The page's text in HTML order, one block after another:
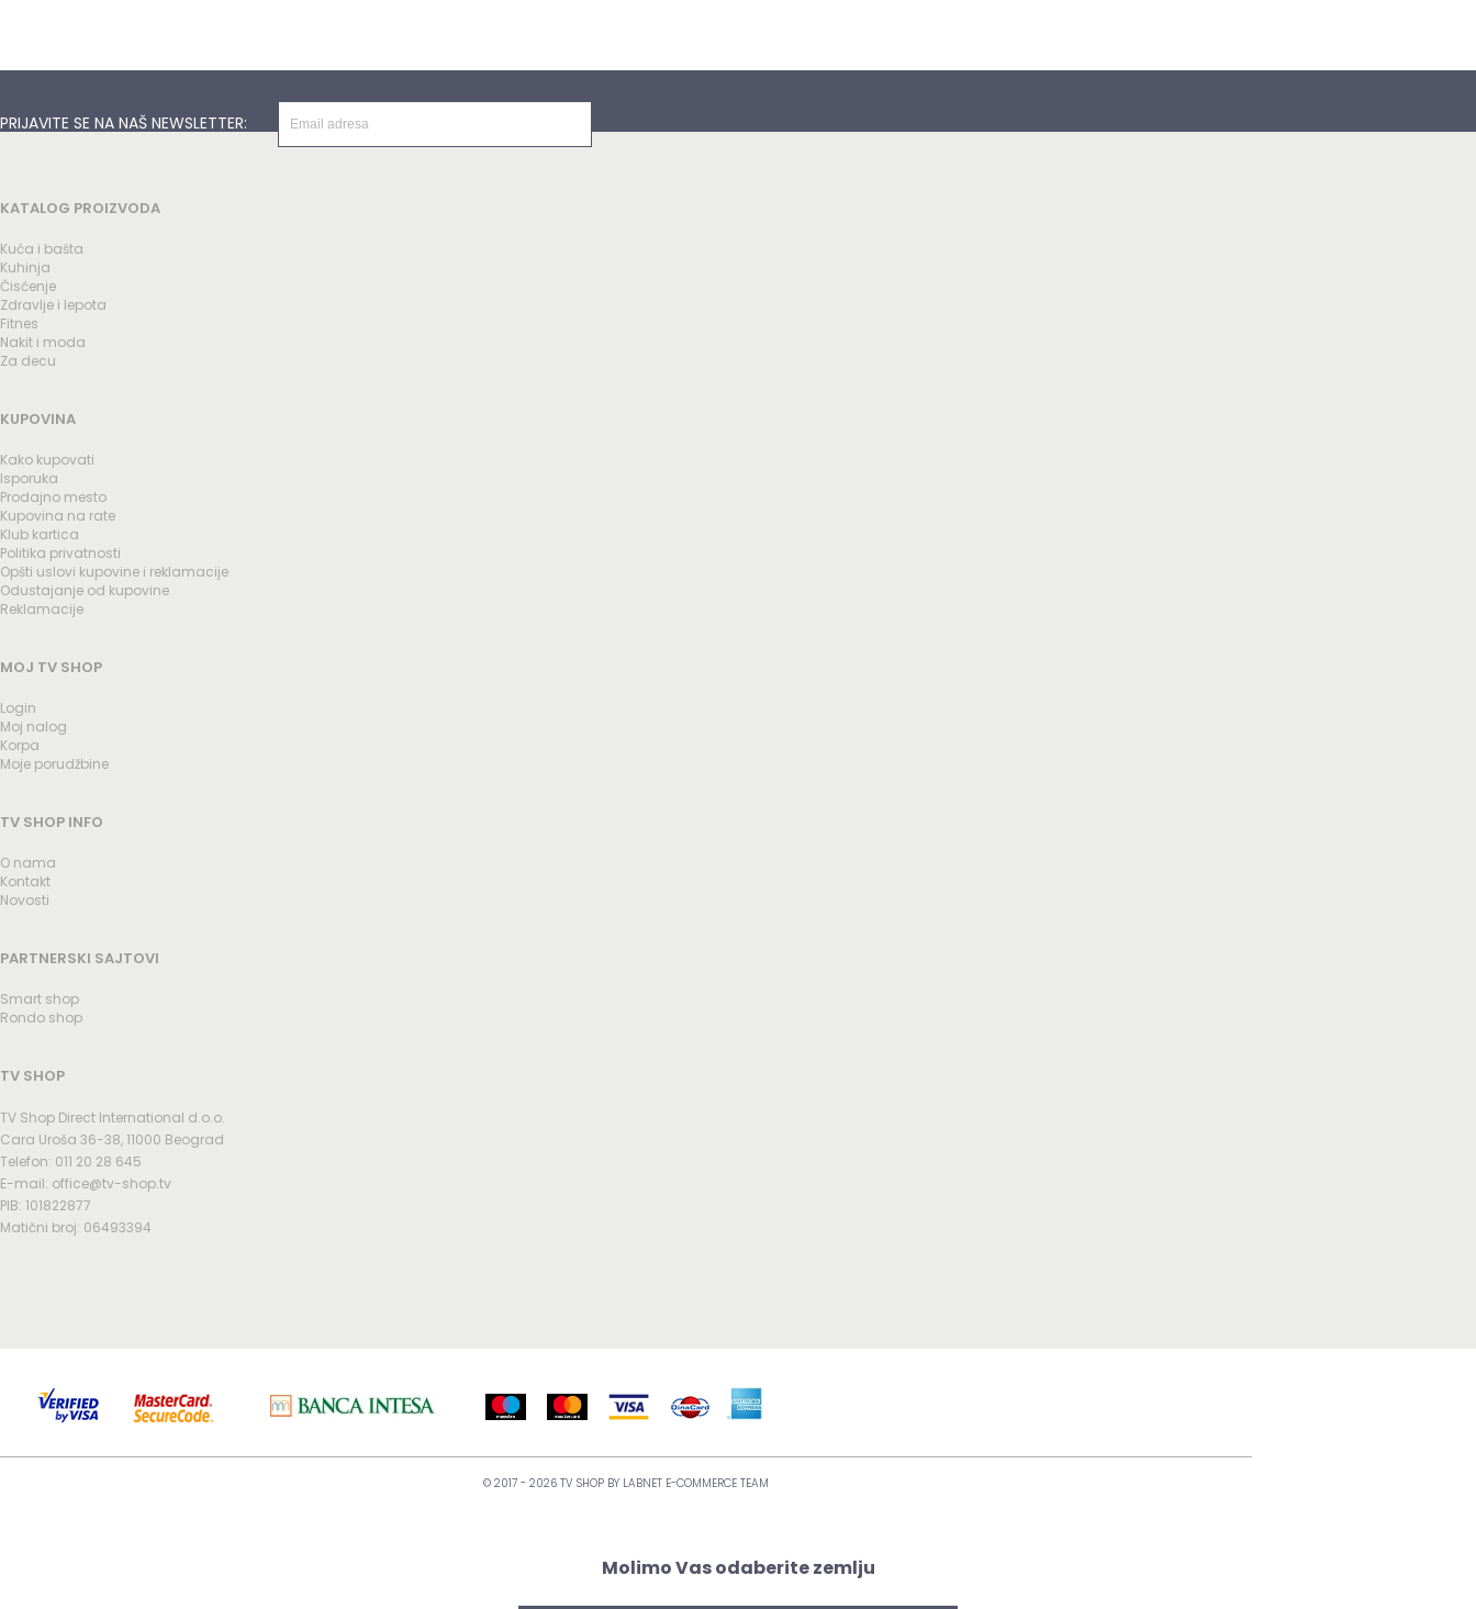
PRIJAVITE SE NA NAŠ NEWSLETTER:
KATALOG PROIZVODA
Kuća i bašta
Kuhinja
Čisćenje
Zdravlje i lepota
Fitnes
Nakit i moda
Za decu
KUPOVINA
Kako kupovati
Isporuka
Prodajno mesto
Kupovina na rate
Klub kartica
Politika privatnosti
Opšti uslovi kupovine i reklamacije
Odustajanje od kupovine
Reklamacije
MOJ TV SHOP
Login
Moj nalog
Korpa
Moje porudžbine
TV SHOP INFO
O nama
Kontakt
Novosti
PARTNERSKI SAJTOVI
Smart shop
Rondo shop
TV SHOP
TV Shop Direct International d.o.o.
Cara Uroša 36-38, 11000 Beograd
Telefon: 011 20 28 645
E-mail: office@tv-shop.tv
PIB: 101822877
Matični broj: 06493394
© 2017 - 2026 TV SHOP BY LABNET E-COMMERCE TEAM
Molimo Vas odaberite zemlju